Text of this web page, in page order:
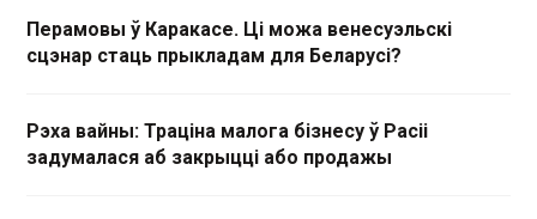
Перамовы ў Каракасе. Ці можа венесуэльскі
сцэнар стаць прыкладам для Беларусі?
Рэха вайны: Траціна малога бізнесу ў Расіі
задумалася аб закрыцці або продажы